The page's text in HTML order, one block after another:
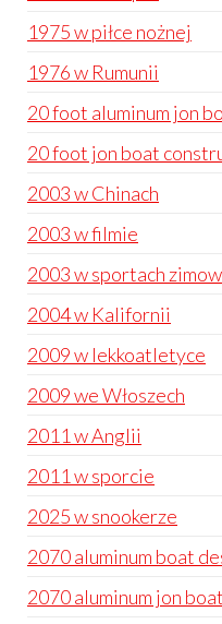
1975 w piłce nożnej
1976 w Rumunii
20 foot aluminum jon
20 foot jon boat
2003 w Chinach
2003 w filmie
2003 w sportach
2004 w Kalifornii
2009 w lekkoatletyce
2009 we Włoszech
2011 w Anglii
2011 w sporcie
2025 w snookerze
2070 aluminum boat
2070 aluminum jon